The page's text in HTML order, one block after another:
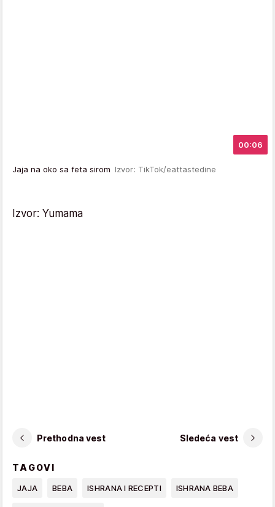
00:06
Jaja na oko sa feta sirom Izvor: TikTok/eattastedine
Izvor: Yumama
Prethodna vest Sledeća vest
TAGOVI
JAJA BEBA ISHRANA I RECEPTI ISHRANA BEBA